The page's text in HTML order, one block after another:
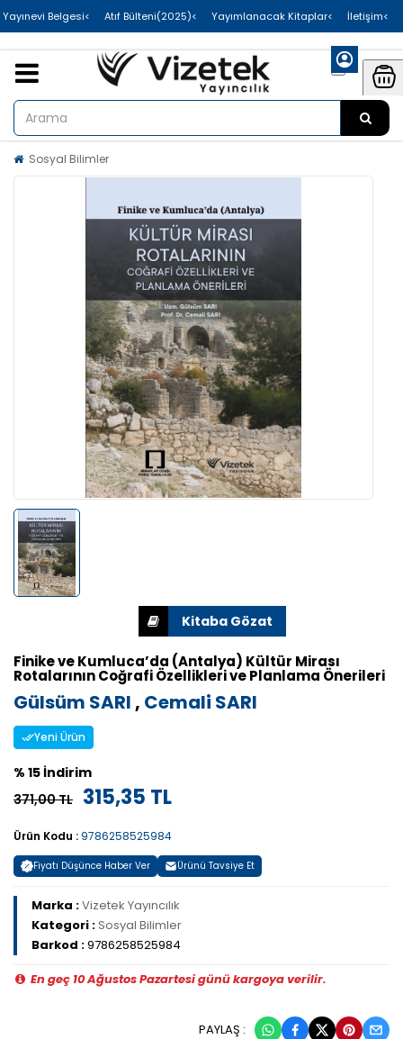
>İletişim
>Yayımlanacak Kitaplar
>Atıf Bülteni(2025)
>Uluslararası Yayınevi Belgesi
Sosyal Bilimler
Finike ve Kumluca’da (Antalya) Kültür Mirası
Rotalarının Coğrafi Özellikleri ve Planlama Önerileri
Gülsüm SARI , Cemali SARI
Yeni Ürün
% 15 İndirim
371,00 TL 315,35 TL
Ürün Kodu : 9786258525984
Fiyatı Düşünce Haber Ver Ürünü Tavsiye Et
Marka :Vizetek Yayıncılık
Kategori :Sosyal Bilimler
Barkod :9786258525984
En geç 10 Ağustos Pazartesi günü kargoya verilir.
PAYLAŞ :